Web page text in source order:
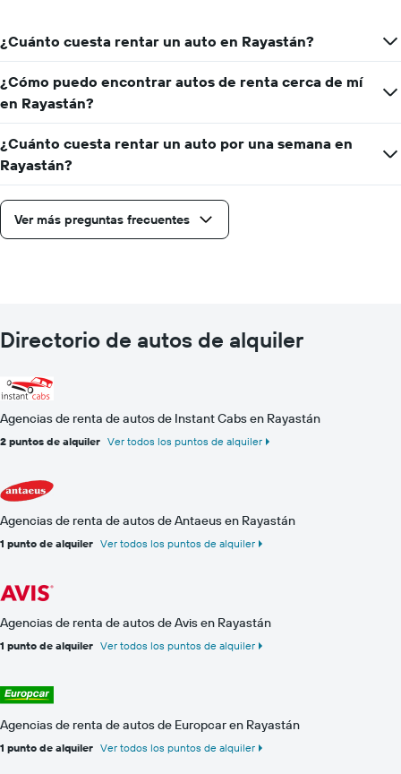
¿Cuánto cuesta rentar un auto en Rayastán?
¿Cómo puedo encontrar autos de renta cerca de mí
en Rayastán?
¿Cuánto cuesta rentar un auto por una semana en
Rayastán?
Ver más preguntas frecuentes
Directorio de autos de alquiler
Agencias de renta de autos de Instant Cabs en Rayastán
2 puntos de alquiler Ver todos los puntos de alquiler
Agencias de renta de autos de Antaeus en Rayastán
1 punto de alquiler Ver todos los puntos de alquiler
Agencias de renta de autos de Avis en Rayastán
1 punto de alquiler Ver todos los puntos de alquiler
Agencias de renta de autos de Europcar en Rayastán
1 punto de alquiler Ver todos los puntos de alquiler